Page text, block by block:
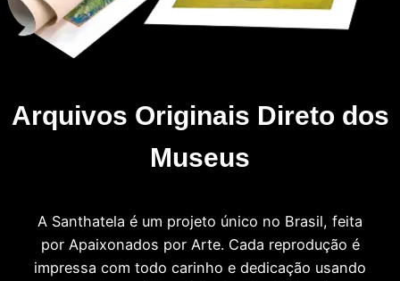
Arquivos Originais Direto dos
Museus
A Santhatela é um projeto único no Brasil, feita
por Apaixonados por Arte. Cada reprodução é
impressa com todo carinho e dedicação usando